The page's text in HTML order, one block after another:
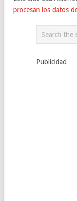
procesan los datos
Publicidad